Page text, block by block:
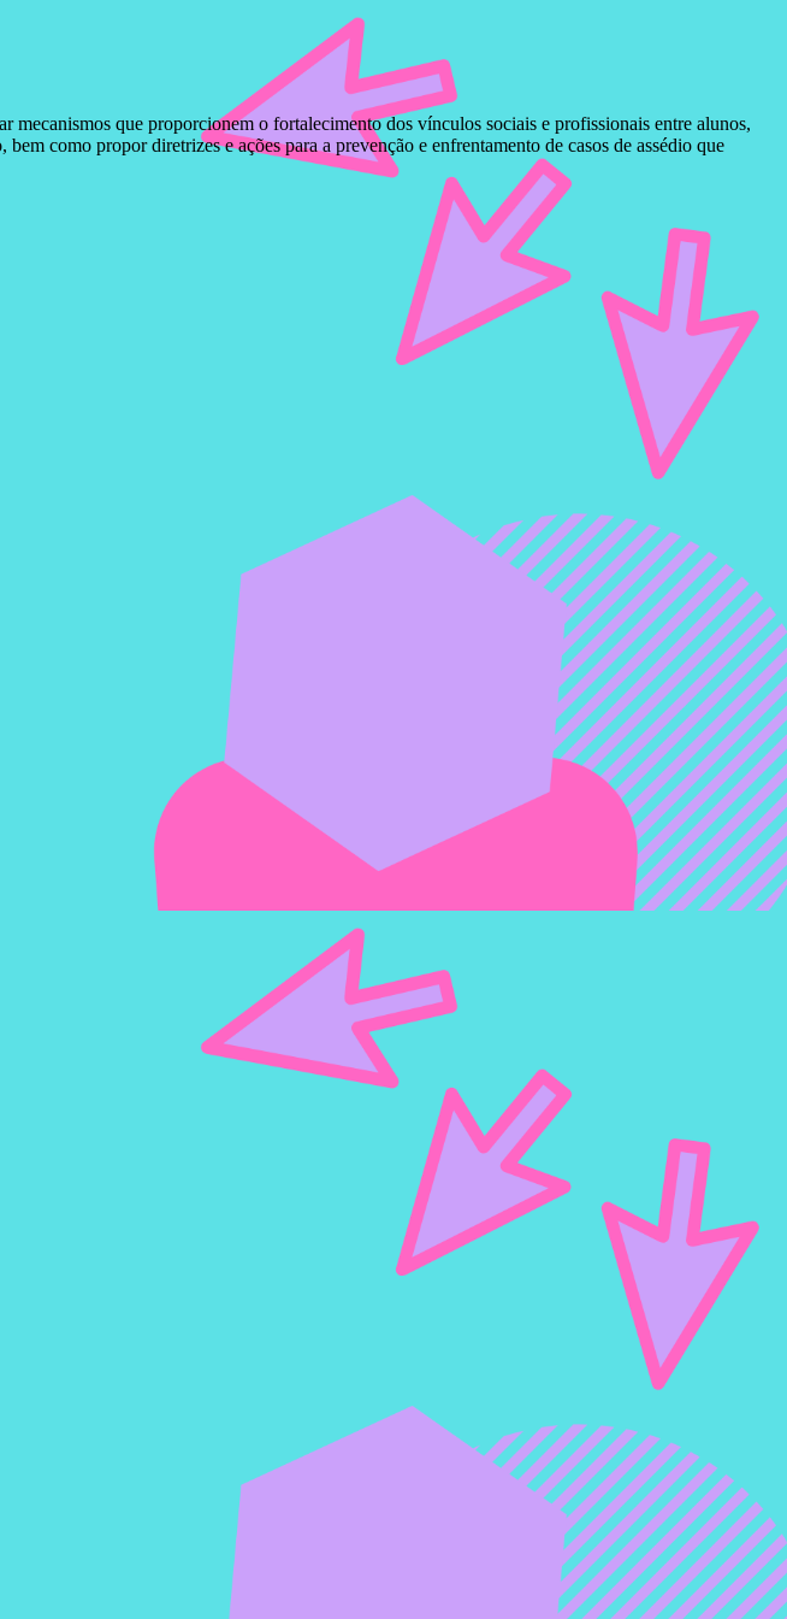
que proporcionem o fortalecimento dos vínculos sociais e profissionais entre alunos,
como propor diretrizes e ações para a prevenção e enfrentamento de casos de assédio que